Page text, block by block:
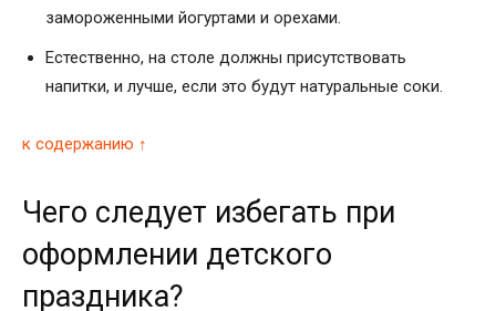
замороженными йогуртами и орехами.
Естественно, на столе должны присутствовать
напитки, и лучше, если это будут натуральные соки.
к содержанию ↑
Чего следует избегать при
оформлении детского
праздника?